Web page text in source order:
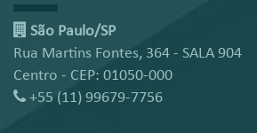
São Paulo/SP
Rua Martins Fontes, 364 - SALA 904
Centro - CEP: 01050-000
+55 (11) 99679-7756